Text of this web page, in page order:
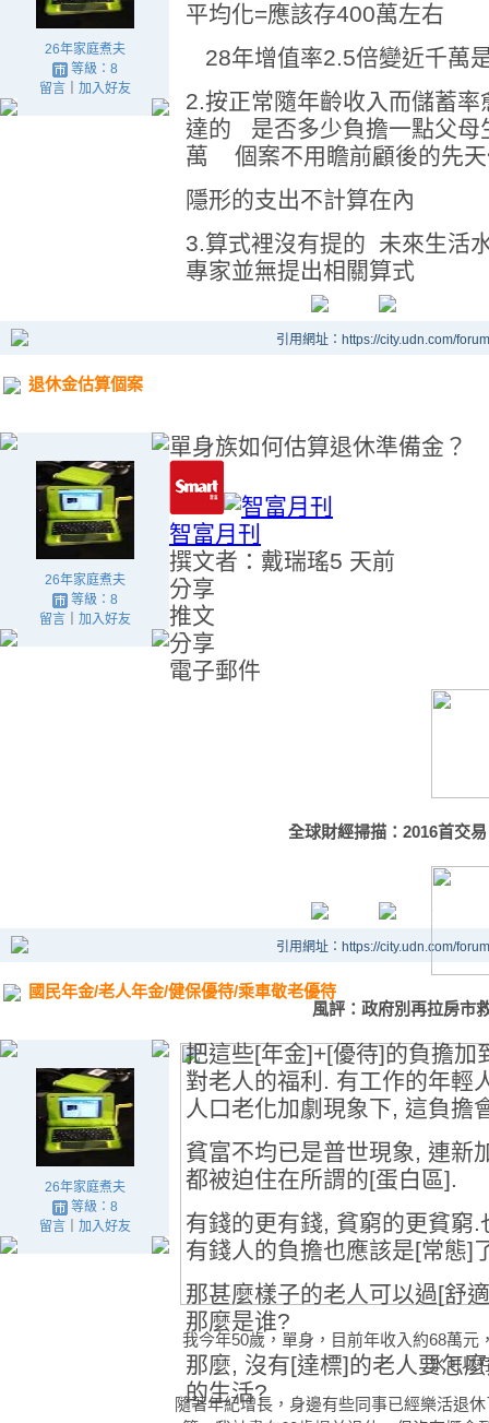
26年家庭煮夫
等級：8
留言｜ 加入好友
平均化=應該存400萬左右
28年增值率2.5倍變近千萬
2.按正常隨年齡收入而儲蓄
達的 是否多少負擔一點父
萬 個案不用瞻前顧後的先天
隱形的支出不計算在內
3.算式裡沒有提的 未來生活
專家並無提出相關算式
引用網址：https://city.udn.com/
退休金估算個案
26年家庭煮夫
等級：8
留言｜ 加入好友
單身族如何估算退休準備金？
智富月刊
撰文者：戴瑞瑤5 天前
分享
推文
分享
電子郵件
全球財經掃描：2016首交
風評：政府別再拉房市
我今年50歲，單身，目前年收入約68萬
水可以
隨著年紀增長，身邊有些同事已經樂活退
引用網址：https://city.udn.com/
國民年金/老人年金/健保優待/乘車敬老優待
26年家庭煮夫
等級：8
留言｜ 加入好友
把這些[年金]+[優待]的負擔加
對老人的福利. 有工作的年輕
人口老化加劇現象下, 這負擔
貧富不均已是普世現象, 連新
都被迫住在所謂的[蛋白區].
有錢的更有錢, 貧窮的更貧窮
有錢人的負擔也應該是[常態]
那甚麼樣子的老人可以過[舒
那麼是谁?
那麼, 沒有[達標]的老人要怎
的生活?